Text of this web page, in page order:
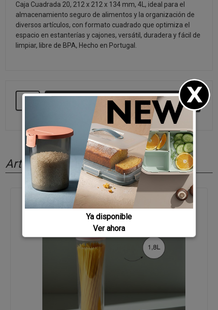
Caja Cuadrada 20, 212 x 212 x 134 mm, 4L, ideal para el
almacenamiento seguro de alimentos y la organización de
diversos artículos, con formato cuadrado que optimiza el
espacio en estanterías y cajones, versátil, duradera y fácil de
limpiar, libre de BPA, Hecho en Portugal.
SEGUIR COMPRANDO
Artículos relacionados
Ya disponible
Ver ahora